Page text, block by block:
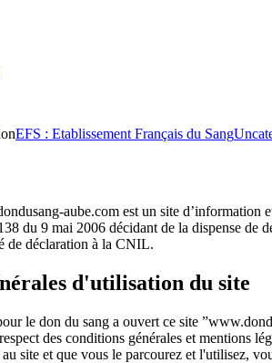
EFS : Etablissement Français du Sang
aube.com est un site d’information
du 9 mai 2006 décidant de la dispense de
de déclaration à la CNIL.
d'utilisation du site
le don du sang a ouvert ce site
des conditions générales et mentions
site et que vous le parcourez et l'utilisez,